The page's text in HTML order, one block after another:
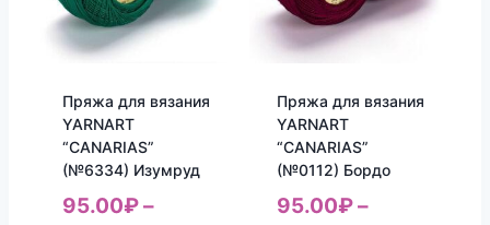
Пряжа для вязания
YARNART
“CANARIAS”
(№6334) Изумруд
95.00₽–
Пряжа для вязания
YARNART
“CANARIAS”
(№0112) Бордо
95.00₽–